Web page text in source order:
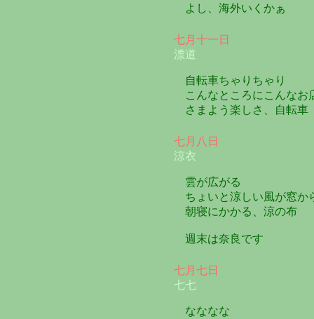
よし、海外いくかぁ
七月十一日
漂道
自転車ちゃりちゃり
こんなところにこんなお
さまよう楽しさ、自転車
七月八日
涼衣
雲が広がる
ちょいと涼しい風が窓か
朝寝にかかる、涼の布
週末は奈良です
七月七日
七七
なななな